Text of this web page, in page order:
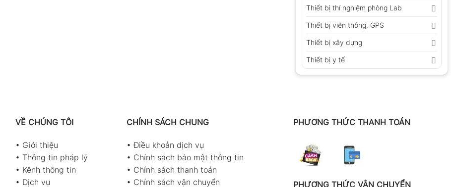
Thiết bị thí nghiệm phòng Lab
Thiết bị viễn thông, GPS
Thiết bị xây dựng
Thiết bị y tế
VỀ CHÚNG TÔI
• Giới thiệu
• Thông tin pháp lý
• Kênh thông tin
• Dịch vụ
CHÍNH SÁCH CHUNG
•Điều khoản dịch vụ
• Chính sách bảo mật thông tin
• Chính sách thanh toán
• Chính sách vận chuyển
PHƯƠNG THỨC THANH TOÁN
PHƯƠNG THỨC VẬN CHUYỂN